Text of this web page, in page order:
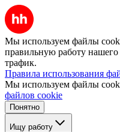
Мы используем файлы
правильную работу нашего
трафик.
Правила использования
Мы используем файлы
файлов cookie
Понятно
Ищу работу